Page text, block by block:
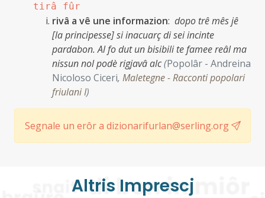
tirâ fûr
rivâ a vê une informazion: dopo trê mês jê
[la principesse] si inacuarç di sei incinte
pardabon. Al fo dut un bisibili te famee reâl ma
nissun nol podè rigjavâ alc(Popolâr - Andreina
Nicoloso Ciceri, Maletegne - Racconti popolari
friulani I)
Segnale un erôr a dizionarifurlan@serling.org
Altris Imprescj